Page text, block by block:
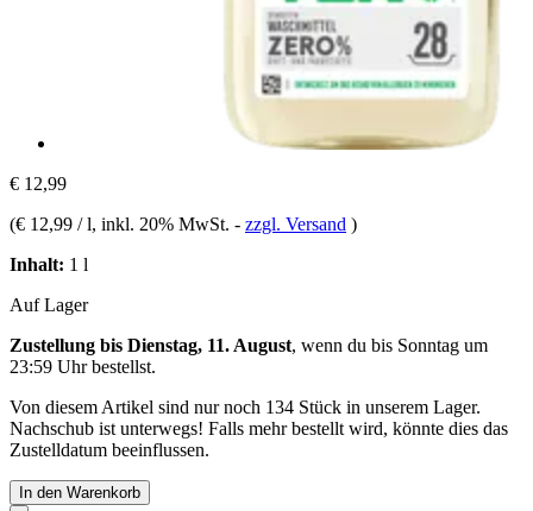
€ 12,99
(€ 12,99 / l, inkl. 20% MwSt. - zzgl. Versand )
Inhalt: 1 l
Auf Lager
Zustellung bis Dienstag, 11. August, wenn du bis Sonntag um
23:59 Uhrbestellst.
Von diesem Artikel sind nur noch 134 Stück in unserem Lager.
Nachschub ist unterwegs! Falls mehr bestellt wird, könnte dies das
Zustelldatum beeinflussen.
In den Warenkorb